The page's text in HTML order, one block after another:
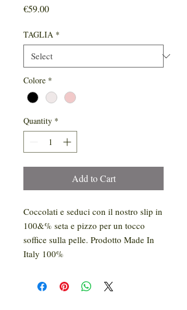
€59.00Price
TAGLIA *
Colore *
Quantity *
Add to Cart
Coccolati e seduci con il nostro slip in
100&% seta e pizzo per un tocco
soffice sulla pelle. Prodotto Made In
Italy 100%